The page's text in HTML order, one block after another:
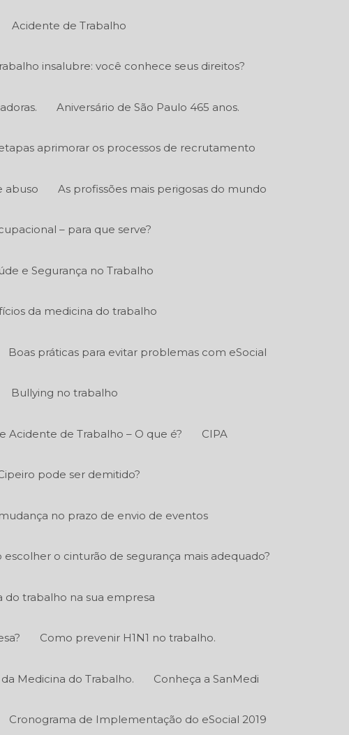
Acidente de Trabalho
insalubre: você conhece seus direitos?
Aniversário de São Paulo 465 anos.
aprimorar os processos de recrutamento
abuso As profissões mais perigosas do mundo
– para que serve?
e Segurança no Trabalho
da medicina do trabalho
Boas práticas para evitar problemas com eSocial
Bullying no trabalho
Acidente de Trabalho – O que é? CIPA
pode ser demitido?
no prazo de envio de eventos
escolher o cinturão de segurança mais adequado?
do trabalho na sua empresa
Como prevenir H1N1 no trabalho.
Medicina do Trabalho. Conheça a SanMedi
Cronograma de Implementação do eSocial 2019